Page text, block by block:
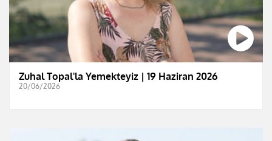
Zuhal Topal'la Yemekteyiz | 19 Haziran 2026
20/06/2026